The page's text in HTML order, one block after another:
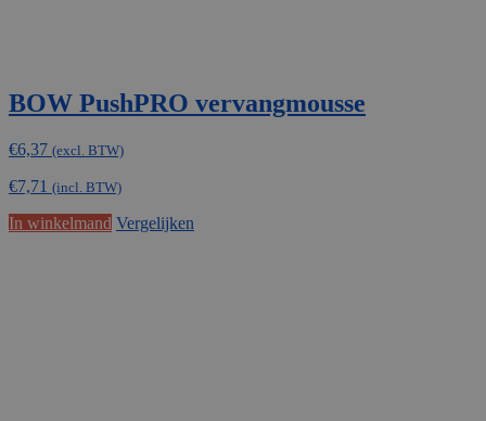
BOW PushPRO vervangmousse
€6,37 (excl. BTW)
€7,71 (incl. BTW)
In winkelmand Vergelijken